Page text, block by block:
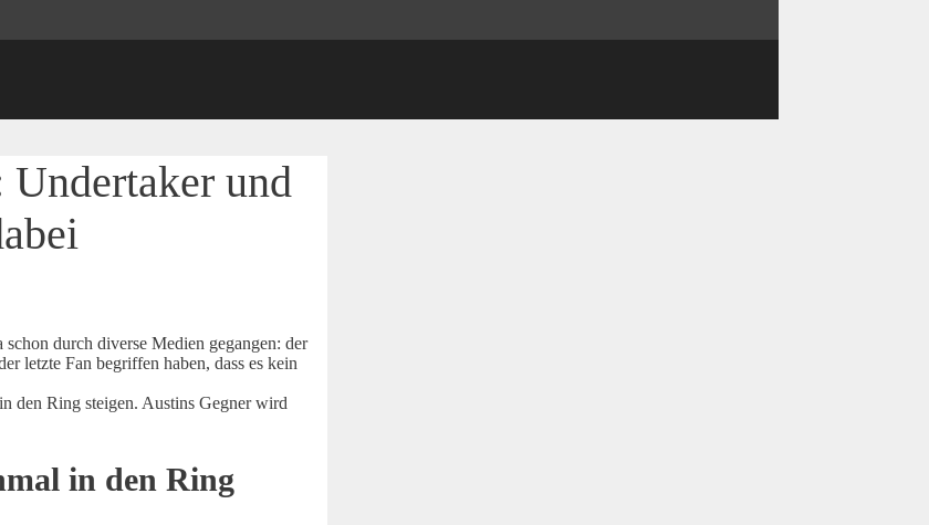
Undertaker und
durch diverse Medien gegangen: der
letzte Fan begriffen haben, dass es kein
den Ring steigen. Austins Gegner wird
in den Ring